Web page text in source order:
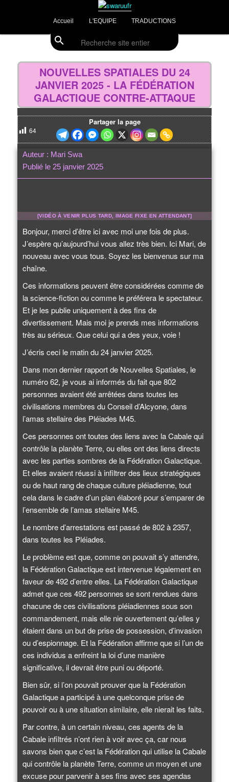
principalswaruufr
Divulgations Swaruurienne et Taygetienne
search
Accueil L'EQUIPE TRADUCTIONS
des
NOUVELLES SPATIALES DU 24
JANVIER 2025 - LA FÉDÉRATION
GALACTIQUE CONTRE-ATTAQUE
64
Partager la page
Auteur : Mari Swa
Publié le 25 janvier 2025
[VIDÉO À VENIR PLUS TARD, IMAGE FIXE EN ATTENDANT]
Bonjour, merci d’être ici avec moi une fois de plus.
J’espère qu’aujourd’hui vous allez très bien. Ici Mari, de
nouveau avec vous tous. Soyez les bienvenus sur ma
chaîne.
Ces informations peuvent être considérées comme de
la science-fiction ou comme le préférera le spectateur.
Et je les publie uniquement à des fins de
divertissement. Mais moi je prends mes informations
très au sérieux. Que celui qui a des yeux, voie !
J’écris ceci le matin du 24 janvier 2025.
Dans mon dernier rapport de Nouvelles Spatiales, le
numéro 62, je vous ai informés du fait que 802
personnes avaient été arrêtées dans toutes les
civilisations membres du Conseil d’Alcyone, dans
l’amas stellaire des Pléiades M45.
Ces personnes ont toutes des liens avec la Cabale qui
contrôle la planète Terre, ou elles ont des liens directs
avec les parties sombres de la Fédération Galactique.
Et elles avaient réussi à infiltrer des lieux stratégiques
ou de haut rang de chaque culture pléiadienne, tout
cela dans le cadre d’un plan élaboré pour s’emparer de
l’ensemble de l’amas stellaire M45.
Le nombre d’arrestations est passé de 802 à 2357,
dans toutes les Pléiades.
Le problème est que, comme on pouvait s’y attendre,
la Fédération Galactique est intervenue légalement en
faveur de 492 d’entre elles. La Fédération Galactique
admet que ces 492 personnes se sont rendues dans
chacune de ces civilisations pléiadiennes sous son
commandement, mais elle nie ouvertement qu’elles y
étaient dans un but de prise de possession, d’invasion
ou d’espionnage. Et la Fédération affirme que si l’un de
ces individus a enfreint la loi d’une manière
significative, il devrait être puni ou déporté.
Bien sûr, si l’on pouvait prouver que la Fédération
Galactique a participé à une quelconque prise de
pouvoir ou à une situation similaire, elle nierait les faits.
Par contre, à un certain niveau, ces agents de la
Cabale infiltrés n’ont rien à voir avec ça, car nous
savons bien que c’est la Fédération qui utilise la Cabale
qui contrôle la planète Terre, comme un moyen et une
excuse pour parvenir à ses fins avec ses agendas